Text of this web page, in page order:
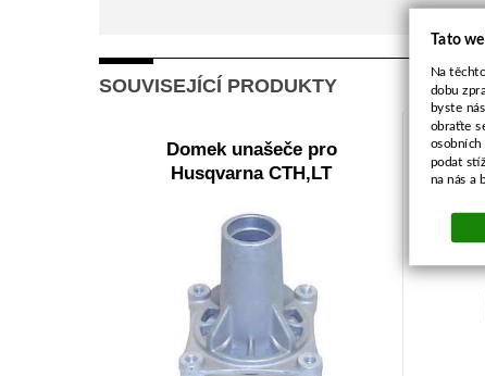
SOUVISEJÍCÍ PRODUKTY
Domek unašeče pro
Husqvarna CTH,LT
Tato
Na
dobu
byste
obraťte
podat
na nás a